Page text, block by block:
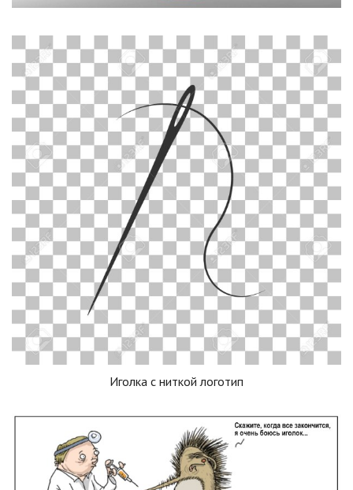
Иголка с ниткой логотип